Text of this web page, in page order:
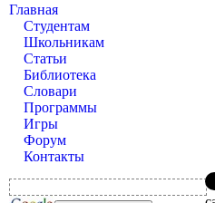
Главная
Студентам
Школьникам
Статьи
Библиотека
Словари
Программы
Игры
Форум
Контакты